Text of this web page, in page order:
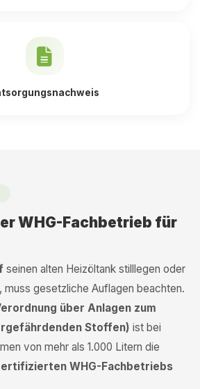
WHG-Fachbetrieb für
seinen alten Heizöltank stilllegen oder
gesetzliche Auflagen beachten.
über Anlagen zum
Stoffen) ist bei
von mehr als 1.000 Litern die
WHG-Fachbetriebs